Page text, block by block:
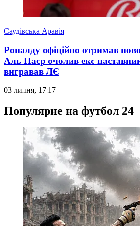
Саудівська Аравія
Роналду офіційно отримав
Аль-Наср очолив екс-
вигравав ЛЄ
03 липня, 17:17
Популярне на футбол 24